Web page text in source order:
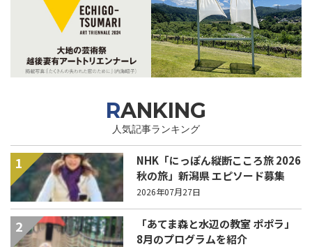
RANKING
人気記事ランキング
1
NHK「にっぽん縦断こころ旅 2026
秋の旅」新潟県 エピソード募集
中！
2026年07月27日
2
「あてま森と水辺の教室 ポポラ」
8月のプログラムを紹介